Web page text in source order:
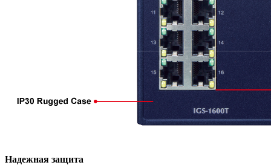
Надежная защита